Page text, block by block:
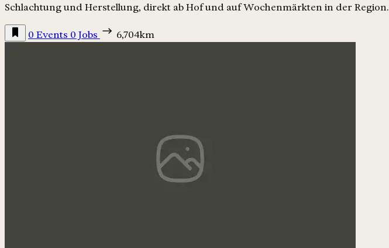
Schlachtung und Herstellung, direkt ab Hof und auf Wochenmärkten in der Region.
0 Events 0 Jobs 6,704km